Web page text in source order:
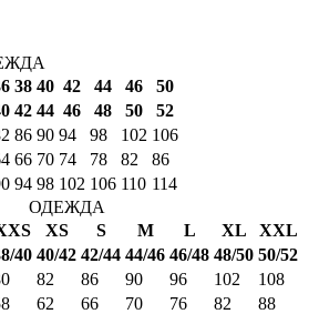
38 40 42 44 46
50
42 44 46 48 50
52
86 90 94 98 102 106
66 70 74 78 82
86
94 98 102 106 110 114
ОДЕЖДА
XS S M L XL
XXL
40 40/42 42/44 44/46 46/48 48/50 50/52
82 86 90 96 102
108
62 66 70 76 82
88